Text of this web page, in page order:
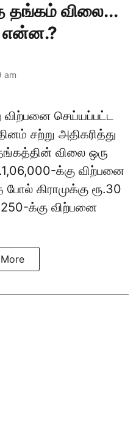
தங்கம் விலை...
என்ன.?
am
விற்பனை செய்யப்பட்ட
சற்று அதிகரித்து
விலை ஒரு
க்கு விற்பனை
கிராமுக்கு ரூ.30
க்கு விற்பனை